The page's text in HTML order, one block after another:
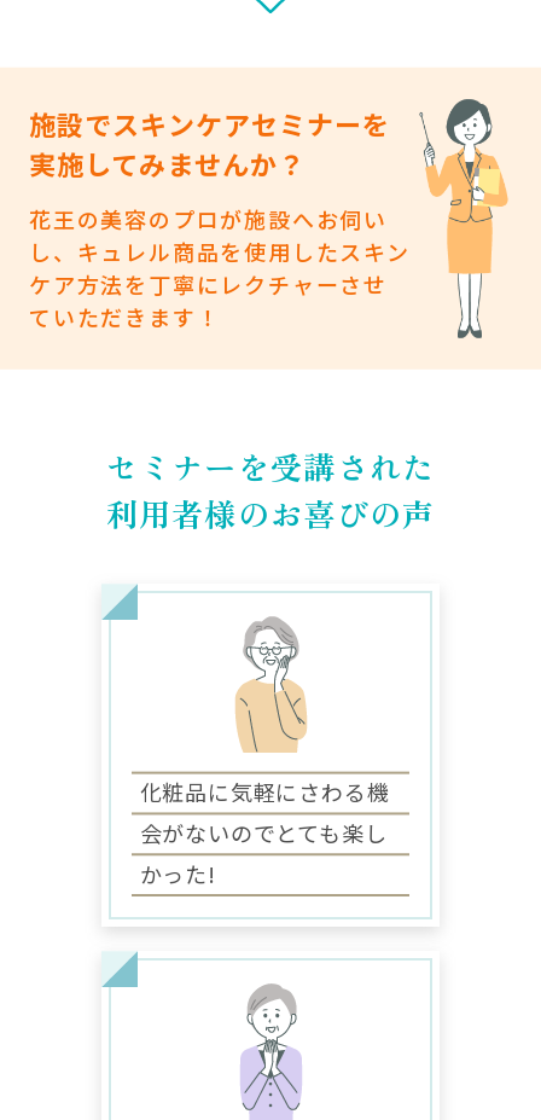
施設でスキンケアセミナーを
実施してみませんか？
花王の美容のプロが施設へお伺い
し、 キュレル商品を使用したスキン
ケア方法を丁寧にレクチャーさせ
ていただきます！
セミナーを受講された
利用者様のお喜びの声
化粧品に気軽に さわる機
会がないのでとても楽し
かった!